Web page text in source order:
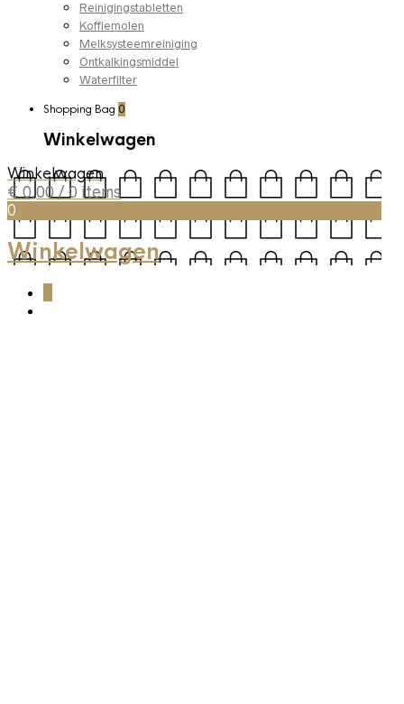
Reinigingstabletten
Koffiemolen
Melksysteemreiniging
Ontkalkingsmiddel
Waterfilter
Shopping Bag 0
Winkelwagen
Winkelwagen
€ 0,00 / 0 items
0
Winkelwagen